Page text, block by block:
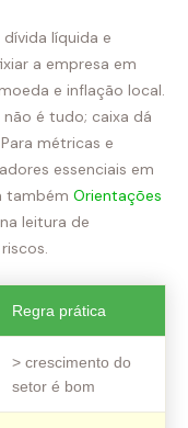
líquida e
a empresa em
e inflação local.
é tudo; caixa dá
métricas e
essenciais em
também Orientações
leitura de
Regra prática
> crescimento do
setor é bom